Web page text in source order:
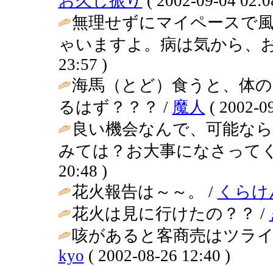
無理せずにマイペースで
ゃいますよ。病は気から、
23:57 )
海馬（とど）食うと、体
るはず？？？ / 魔人 ( 2002-
良い機会なんで、可能な
みては？お大事になさって
20:48 )
花火報告は～～。 / くら
花火は見に行けたの？？ /
咳があると客商売はツラ
kyo ( 2002-08-26 12:40 )